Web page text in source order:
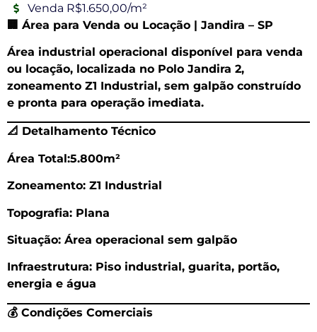
Venda R$1.650,00/m²
🏢 Área para Venda ou Locação | Jandira – SP
Área industrial operacional disponível para venda
ou locação, localizada no Polo Jandira 2,
zoneamento Z1 Industrial, sem galpão construído
e pronta para operação imediata.
📐 Detalhamento Técnico
Área Total:5.800m²
Zoneamento: Z1 Industrial
Topografia: Plana
Situação: Área operacional sem galpão
Infraestrutura: Piso industrial, guarita, portão,
energia e água
💰 Condições Comerciais